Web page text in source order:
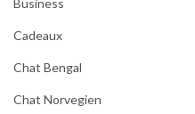
Cadeaux
Chat Bengal
Chat Norvegien